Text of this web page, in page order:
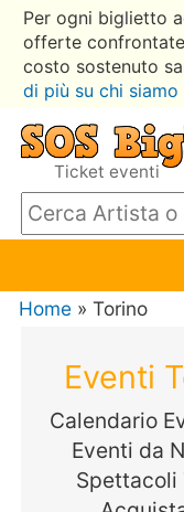
Per ogni biglietto
offerte
costo sostenuto
di più su chi
Ticket eventi
Home » Torino
Eventi
Calendario
Eventi da
Spettacoli